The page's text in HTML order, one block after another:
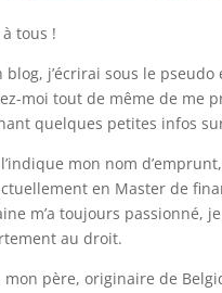
tous !
blog, j’écrirai sous le pseudo
moi tout de même de me
quelques petites infos
mon nom
en Master de
m’a toujours passionné,
au droit.
mon père, originaire de